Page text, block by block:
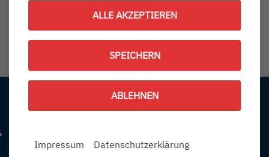
Kontakt
Telefonnummer: 4 9 0 7 5 4 1 2 8 4 0
ALLE AKZEPTIEREN
SPEICHERN
ABLEHNEN
Impressum Datenschutzerklärung